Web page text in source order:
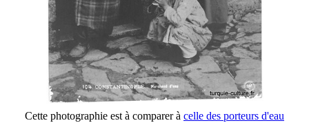
Cette photographie est à comparer à celle des porteurs d'eau